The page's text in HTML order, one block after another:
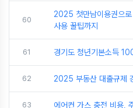
60
2025 첫만남이용권으
사용 꿀팁까지
61 경기도 청년기본소득
62 2025 부동산 대출규제
63 에어컨 가스 충전 비용,